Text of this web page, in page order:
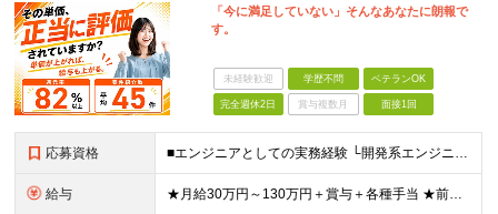
「今に満足していない」そんなあなたに朗報で
す。
未経験歓迎 学歴不問 ベテランOK
完全週休2日 賞与複数月 面接1回
応募資格 ■エンジニアとしての実務経験 └開発系エンジニア／サーバ／NWの設計・構築や運用・保守／テクサポ経験／Web系 等 ◎学歴・ブランク・転職回数不問。20代、30代、40代が幅広く活躍中！ ◎選考はW
給与 ★月給30万円～130万円＋賞与＋各種手当 ★前職給与保証 ※給与は案件単価に完全連動 ※案件の契約内容や昇給、賞与額はすべて開示いたします。 ※上記給与には、月30時間の固定残業代（57,143円